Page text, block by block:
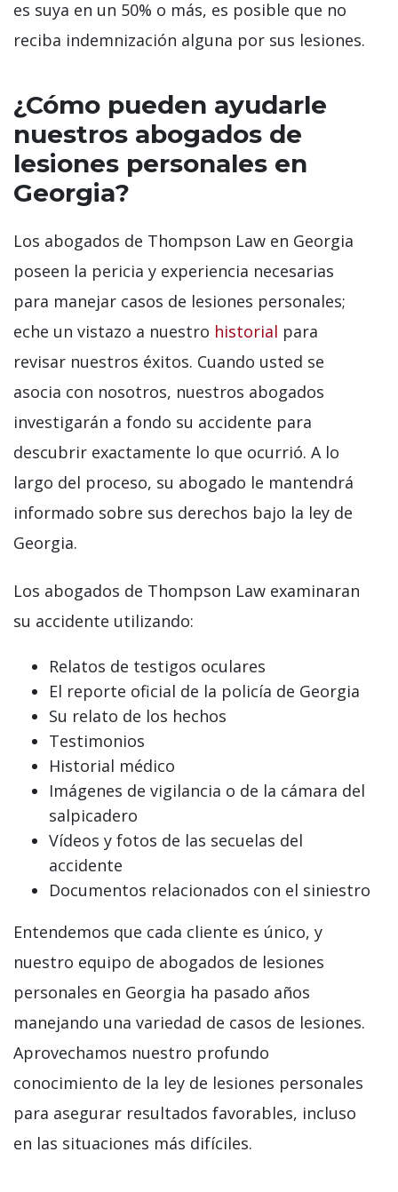
es suya en un 50% o más, es posible que no
reciba indemnización alguna por sus lesiones.
¿Cómo pueden ayudarle
nuestros abogados de
lesiones personales en
Georgia?
Los abogados de Thompson Law en Georgia
poseen la pericia y experiencia necesarias
para manejar casos de lesiones personales;
eche un vistazo a nuestro historial para
revisar nuestros éxitos. Cuando usted se
asocia con nosotros, nuestros abogados
investigarán a fondo su accidente para
descubrir exactamente lo que ocurrió. A lo
largo del proceso, su abogado le mantendrá
informado sobre sus derechos bajo la ley de
Georgia.
Los abogados de Thompson Law examinaran
su accidente utilizando:
Relatos de testigos oculares
El reporte oficial de la policía de Georgia
Su relato de los hechos
Testimonios
Historial médico
Imágenes de vigilancia o de la cámara del
salpicadero
Vídeos y fotos de las secuelas del
accidente
Documentos relacionados con el siniestro
Entendemos que cada cliente es único, y
nuestro equipo de abogados de lesiones
personales en Georgia ha pasado años
manejando una variedad de casos de lesiones.
Aprovechamos nuestro profundo
conocimiento de la ley de lesiones personales
para asegurar resultados favorables, incluso
en las situaciones más difíciles.